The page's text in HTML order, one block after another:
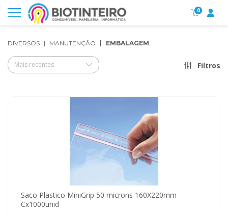
0
DIVERSOS MANUTENÇÃO EMBALAGEM
Mais recentes Filtros
Saco Plastico MiniGrip 50 microns 160X220mm
Cx1000unid